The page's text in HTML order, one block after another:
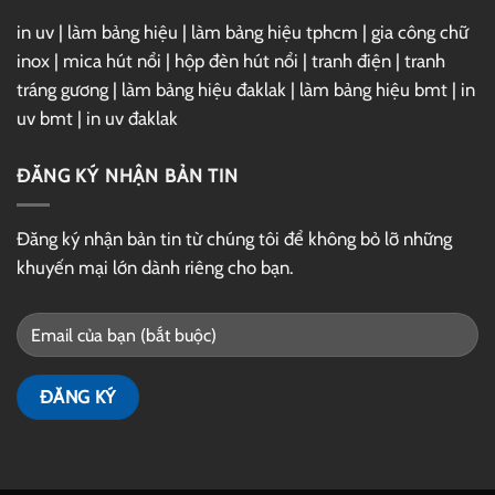
in uv | làm bảng hiệu | làm bảng hiệu tphcm | gia công chữ
inox | mica hút nổi | hộp đèn hút nổi | tranh điện | tranh
tráng gương | làm bảng hiệu đaklak | làm bảng hiệu bmt | in
uv bmt | in uv đaklak
ĐĂNG KÝ NHẬN BẢN TIN
Đăng ký nhận bản tin từ chúng tôi để không bỏ lỡ những
khuyến mại lớn dành riêng cho bạn.